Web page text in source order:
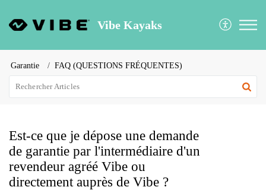
Vibe Kayaks
Garantie FAQ (QUESTIONS FRÉQUENTES)
Est-ce que je dépose une demande
de garantie par l'intermédiaire d'un
revendeur agréé Vibe ou
directement auprès de Vibe ?